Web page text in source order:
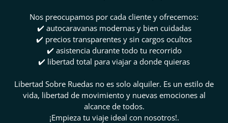
Nos preocupamos por cada cliente y ofrecemos:
✔️ autocaravanas modernas y bien cuidadas
✔️ precios transparentes y sin cargos ocultos
✔️ asistencia durante todo tu recorrido
✔️ libertad total para viajar a donde quieras
Libertad Sobre Ruedas no es solo alquiler. Es un estilo de
vida, libertad de movimiento y nuevas emociones al
alcance de todos.
¡Empieza tu viaje ideal con nosotros!.